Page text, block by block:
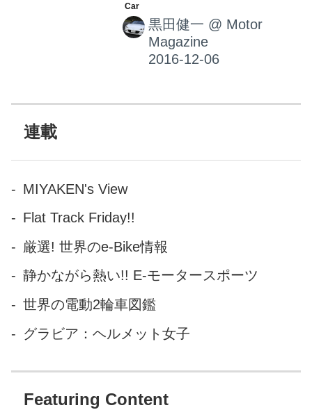
い装備はACC(アダプティブ ク
ルーズコントロール)。もちろ
んゼロ発進と完全停止ができ
るタイプです。一度のこの便
これなしでは運転できないマ
それは「眩しくないハイビー
までも前方車両や対向車が眩
しくないように自動調整する
ことです。 先日、メルセデス
の新型Eクラスに装着された
ヘッドライト」を試すことが
黒田健一 @ Motor
Magazine
連載
MIYAKEN's View
Flat Track Friday!!
厳選! 世界のe-Bike情報
静かながら熱い!! E-モータースポーツ
世界の電動2輪車図鑑
グラビア：ヘルメット女子
Featuring Content